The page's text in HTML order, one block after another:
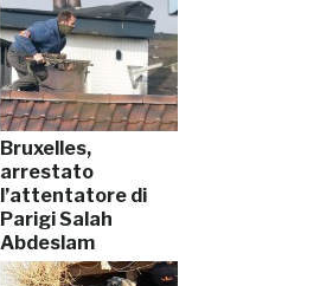
Bruxelles,
arrestato
l’attentatore di
Parigi Salah
Abdeslam